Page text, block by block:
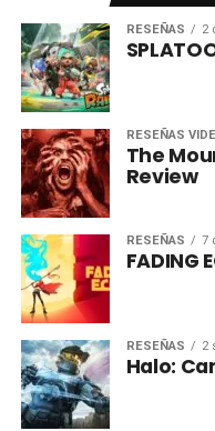
RESEÑAS 2
RESEÑAS
The
Review
RESEÑAS 7
FADING
RESEÑAS 2
Halo: